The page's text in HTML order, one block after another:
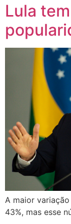
Lula
A maior
43%, mas esse